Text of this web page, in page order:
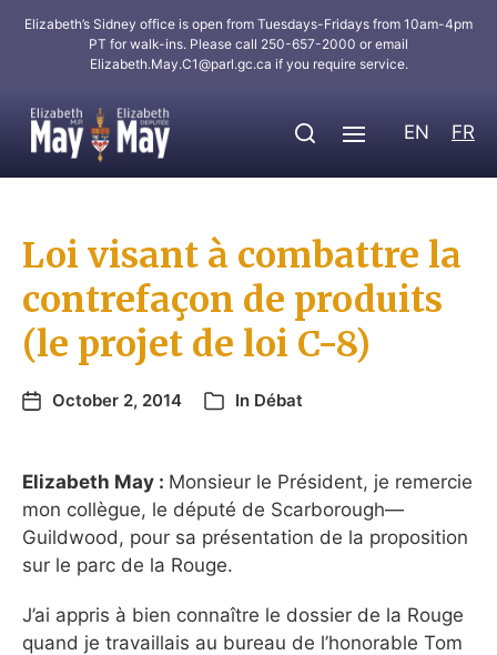
Elizabeth’s Sidney office is open from Tuesdays-Fridays from 10am-4pm
PT for walk-ins. Please call 250-657-2000 or email
Elizabeth.May.C1@parl.gc.ca if you require service.
EN FR
Loi visant à combattre la
contrefaçon de produits
(le projet de loi C-8)
October 2, 2014 In Débat
Elizabeth May : Monsieur le Président, je remercie
mon collègue, le député de Scarborough—
Guildwood, pour sa présentation de la proposition
sur le parc de la Rouge.
J’ai appris à bien connaître le dossier de la Rouge
quand je travaillais au bureau de l’honorable Tom